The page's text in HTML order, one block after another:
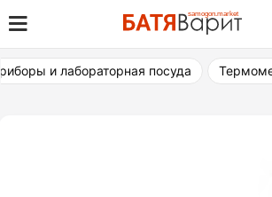
Skip
to
content
Товары для виноделия,
пивоварения
и лабораторная посуда